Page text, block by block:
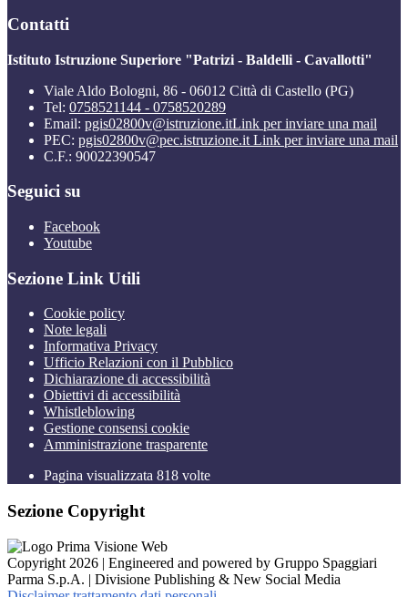
Contatti
Istituto Istruzione Superiore "Patrizi - Baldelli - Cavallotti"
Viale Aldo Bologni, 86 - 06012 Città di Castello (PG)
Tel: 0758521144 - 0758520289
Email: pgis02800v@istruzione.itLink per inviare una mail
PEC: pgis02800v@pec.istruzione.it Link per inviare una mail
C.F.: 90022390547
Seguici su
Facebook
Youtube
Sezione Link Utili
Cookie policy
Note legali
Informativa Privacy
Ufficio Relazioni con il Pubblico
Dichiarazione di accessibilità
Obiettivi di accessibilità
Whistleblowing
Gestione consensi cookie
Amministrazione trasparente
Pagina visualizzata 818 volte
Sezione Copyright
Copyright 2026 | Engineered and powered by Gruppo Spaggiari
Parma S.p.A. | Divisione Publishing & New Social Media